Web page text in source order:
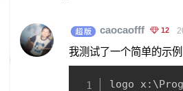
caocaofff 12
我测试了一个简单的示
logo x: \